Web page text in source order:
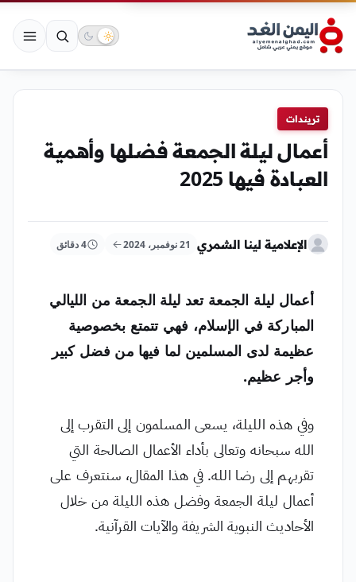
تريندات
أعمال ليلة الجمعة فضلها وأهمية
العبادة فيها 2025
الإعلامية لينا الشمري 21 نوفمبر، 2024 4 دقائق
أعمال ليلة الجمعة تعد ليلة الجمعة من الليالي
المباركة في الإسلام، فهي تتمتع بخصوصية
عظيمة لدى المسلمين لما فيها من فضل كبير
وأجر عظيم.
وفي هذه الليلة، يسعى المسلمون إلى التقرب إلى
الله سبحانه وتعالى بأداء الأعمال الصالحة التي
تقربهم إلى رضا الله. في هذا المقال، سنتعرف على
أعمال ليلة الجمعة وفضل هذه الليلة من خلال
الأحاديث النبوية الشريفة والآيات القرآنية.